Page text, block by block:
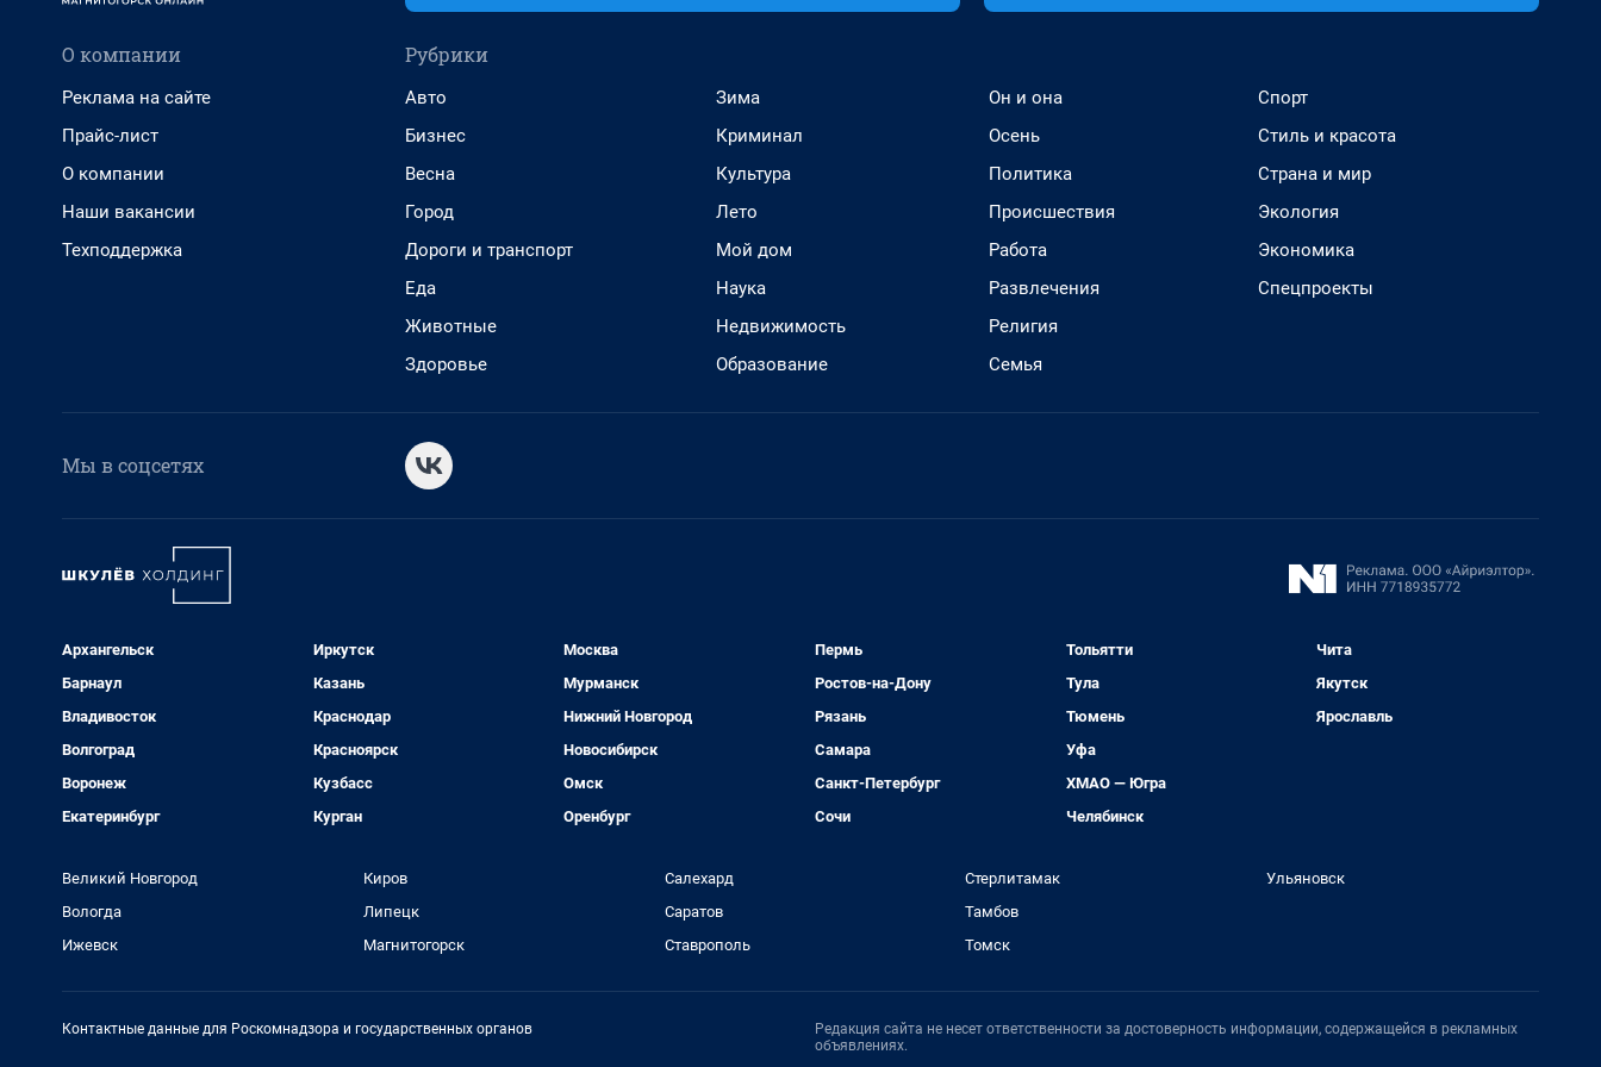
О компании
Реклама на сайте
Прайс-лист
О компании
Наши вакансии
Техподдержка
Рубрики
Авто
Бизнес
Весна
Город
Дороги и транспорт
Еда
Животные
Здоровье
Зима
Криминал
Культура
Лето
Мой дом
Наука
Недвижимость
Образование
Он и она
Осень
Политика
Происшествия
Работа
Развлечения
Религия
Семья
Спорт
Стиль и красота
Страна и мир
Экология
Экономика
Спецпроекты
Мы в соцсетях
Архангельск
Барнаул
Владивосток
Волгоград
Воронеж
Екатеринбург
Иркутск
Казань
Краснодар
Красноярск
Кузбасс
Курган
Москва
Мурманск
Нижний Новгород
Новосибирск
Омск
Оренбург
Пермь
Ростов-на-Дону
Рязань
Самара
Санкт-Петербург
Сочи
Тольятти
Тула
Тюмень
Уфа
ХМАО — Югра
Челябинск
Чита
Якутск
Ярославль
Великий Новгород
Вологда
Ижевск
Киров
Липецк
Магнитогорск
Салехард
Саратов
Ставрополь
Стерлитамак
Тамбов
Томск
Ульяновск
Контактные данные для Роскомнадзора и государственных органов
Редакция сайта не несет ответственности за достоверность информации, содержащейся в рекламных
объявлениях.